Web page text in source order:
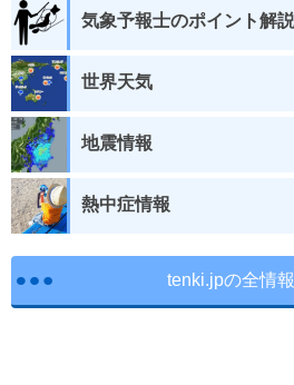
気象予報士のポイント解説
世界天気
地震情報
熱中症情報
tenki.jpの全情